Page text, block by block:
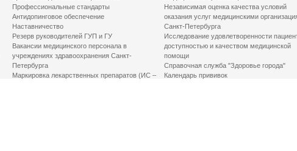
Профессиональные стандарты
Антидопинговое обеспечение
Наставничество
Резерв руководителей ГУП и ГУ
Вакансии медицинского персонала в
учреждениях здравоохранения Санкт-
Петербурга
Маркировка лекарственных препаратов (ИС –
Независимая оценка качества условий
оказания услуг медицинскими
Санкт-Петербурга
Исследование удовлетворенности
доступностью и качеством медицинской
помощи
Справочная служба "Здоровье города"
Календарь прививок